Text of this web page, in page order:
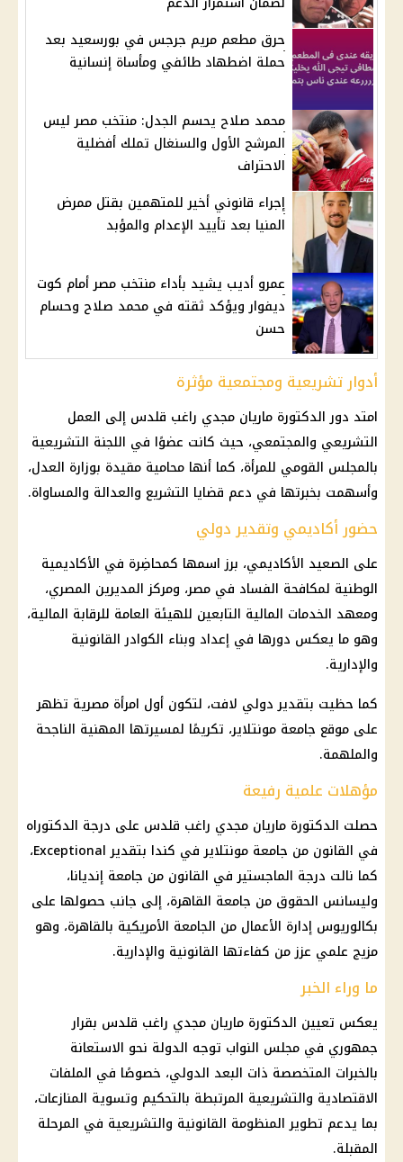
حرق مطعم مريم جرجس في بورسعيد بعد
حملة اضطهاد طائفي ومأساة إنسانية
محمد صلاح يحسم الجدل: منتخب مصر ليس
المرشح الأول والسنغال تملك أفضلية
الاحتراف
إجراء قانوني أخير للمتهمين بقتل ممرض
المنيا بعد تأييد الإعدام والمؤبد
عمرو أديب يشيد بأداء منتخب مصر أمام كوت
ديفوار ويؤكد ثقته في محمد صلاح وحسام
حسن
أدوار تشريعية ومجتمعية مؤثرة
امتد دور الدكتورة ماريان مجدي راغب قلدس إلى العمل
التشريعي والمجتمعي، حيث كانت عضوًا في اللجنة التشريعية
بالمجلس القومي للمرأة، كما أنها محامية مقيدة بوزارة العدل،
وأسهمت بخبرتها في دعم قضايا التشريع والعدالة والمساواة.
حضور أكاديمي وتقدير دولي
على الصعيد الأكاديمي، برز اسمها كمحاضِرة في الأكاديمية
الوطنية لمكافحة الفساد في مصر، ومركز المديرين المصري،
ومعهد الخدمات المالية التابعين للهيئة العامة للرقابة المالية،
وهو ما يعكس دورها في إعداد وبناء الكوادر القانونية
والإدارية.
كما حظيت بتقدير دولي لافت، لتكون أول امرأة مصرية تظهر
على موقع جامعة مونتلاير، تكريمًا لمسيرتها المهنية الناجحة
والملهمة.
مؤهلات علمية رفيعة
حصلت الدكتورة ماريان مجدي راغب قلدس على درجة الدكتوراه
في القانون من جامعة مونتلاير في كندا بتقدير Exceptional،
كما نالت درجة الماجستير في القانون من جامعة إنديانا،
وليسانس الحقوق من جامعة القاهرة، إلى جانب حصولها على
بكالوريوس إدارة الأعمال من الجامعة الأمريكية بالقاهرة، وهو
مزيج علمي عزز من كفاءتها القانونية والإدارية.
ما وراء الخبر
يعكس تعيين الدكتورة ماريان مجدي راغب قلدس بقرار
جمهوري في مجلس النواب توجه الدولة نحو الاستعانة
بالخبرات المتخصصة ذات البعد الدولي، خصوصًا في الملفات
الاقتصادية والتشريعية المرتبطة بالتحكيم وتسوية المنازعات،
بما يدعم تطوير المنظومة القانونية والتشريعية في المرحلة
المقبلة.